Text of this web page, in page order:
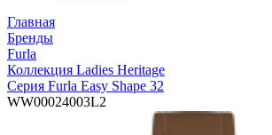
Главная
Бренды
Furla
Коллекция Ladies Heritage
Серия Furla Easy Shape 32
WW00024003L2